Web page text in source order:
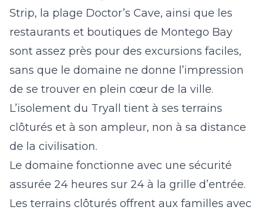
Strip, la plage Doctor’s Cave, ainsi que les
restaurants et boutiques de Montego Bay
sont assez près pour des excursions faciles,
sans que le domaine ne donne l’impression
de se trouver en plein cœur de la ville.
L’isolement du Tryall tient à ses terrains
clôturés et à son ampleur, non à sa distance
de la civilisation.
Le domaine fonctionne avec une sécurité
assurée 24 heures sur 24 à la grille d’entrée.
Les terrains clôturés offrent aux familles avec